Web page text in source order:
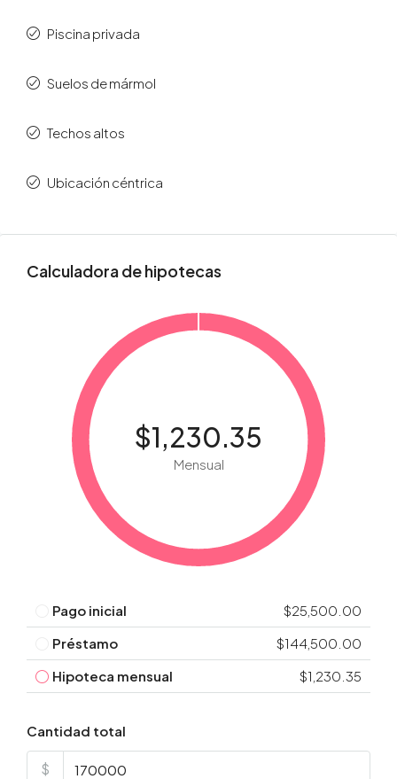
Piscina privada
Suelos de mármol
Techos altos
Ubicación céntrica
Calculadora de hipotecas
$1,230.35
Mensual
Pago inicial
$25,500.00
Préstamo
$144,500.00
Hipoteca mensual
$1,230.35
Cantidad total
$